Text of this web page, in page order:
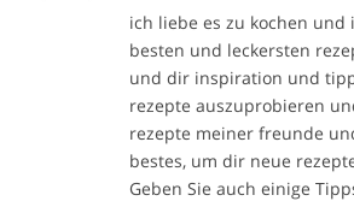
ich liebe es zu kochen und
besten und leckersten
und dir inspiration und
rezepte auszuprobieren
rezepte meiner freunde
bestes, um dir neue
Geben Sie auch einige